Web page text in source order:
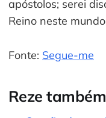
apóstolos; serei
Reino neste
Fonte: Segue-me
Reze